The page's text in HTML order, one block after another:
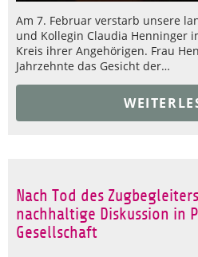
Am 7. Februar verstarb unsere
und Kollegin Claudia Henninger
Kreis ihrer Angehörigen. Frau
Jahrzehnte das Gesicht der…
Nach Tod des
nachhaltige Diskussion in
Gesellschaft